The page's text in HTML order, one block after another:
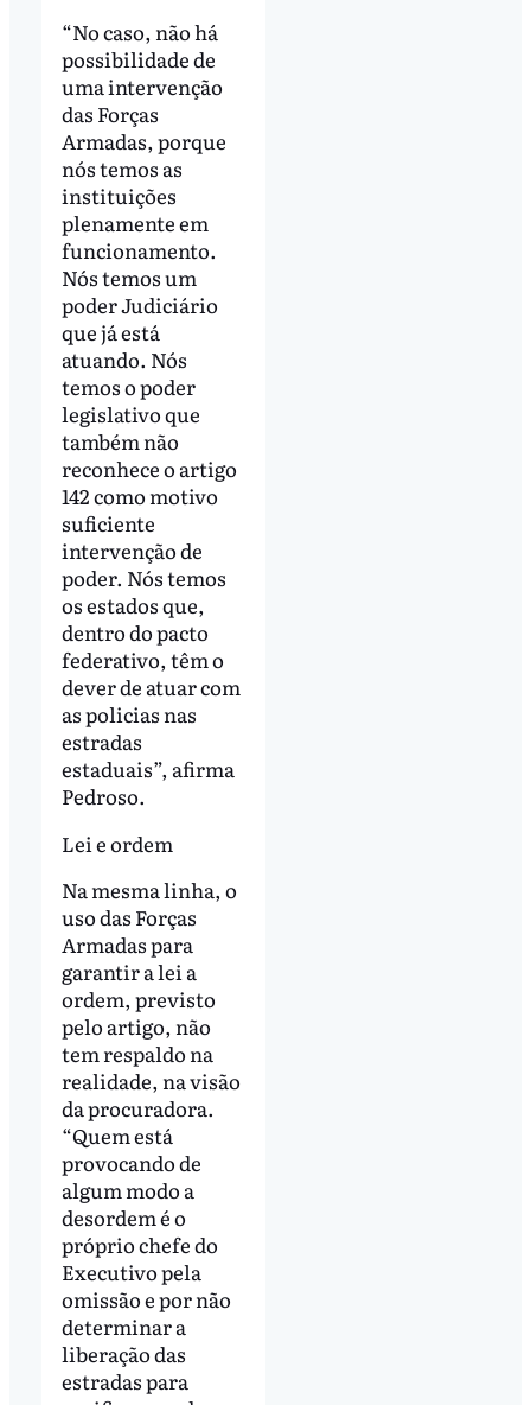
“No caso, não há
possibilidade de
uma intervenção
das Forças
Armadas, porque
nós temos as
instituições
plenamente em
funcionamento.
Nós temos um
poder Judiciário
que já está
atuando. Nós
temos o poder
legislativo que
também não
reconhece o artigo
142 como motivo
suficiente
intervenção de
poder. Nós temos
os estados que,
dentro do pacto
federativo, têm o
dever de atuar com
as policias nas
estradas
estaduais”, afirma
Pedroso.
Lei e ordem
Na mesma linha, o
uso das Forças
Armadas para
garantir a lei a
ordem, previsto
pelo artigo, não
tem respaldo na
realidade, na visão
da procuradora.
“Quem está
provocando de
algum modo a
desordem é o
próprio chefe do
Executivo pela
omissão e por não
determinar a
liberação das
estradas para